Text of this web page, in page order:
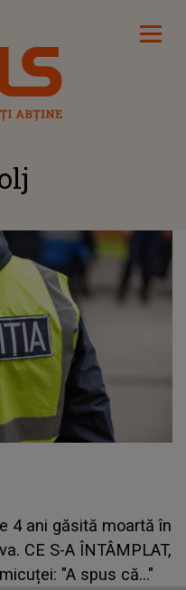
4 ani găsită moartă în
CE S-A ÎNTÂMPLAT,
"A spus că..."